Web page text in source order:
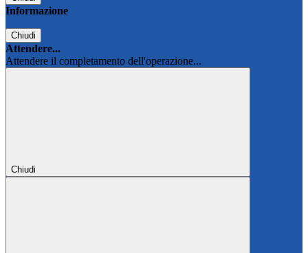
Informazione
Chiudi
Attendere...
Attendere il completamento dell'operazione...
Chiudi